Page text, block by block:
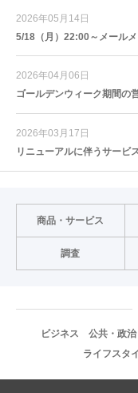
2026年05月14日
5/18（月）22:00～メール
2026年04月06日
ゴールデンウィーク期間の
2026年03月17日
リニューアルに伴うサービ
商品・サービス
調査
ビジネス 公共・政治
ライフスタ